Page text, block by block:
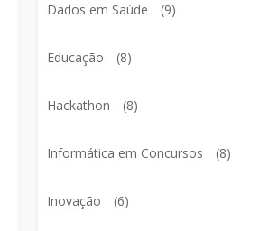
Dados em Saúde (9)
Educação (8)
Hackathon (8)
Informática em Concursos (8)
Inovação (6)